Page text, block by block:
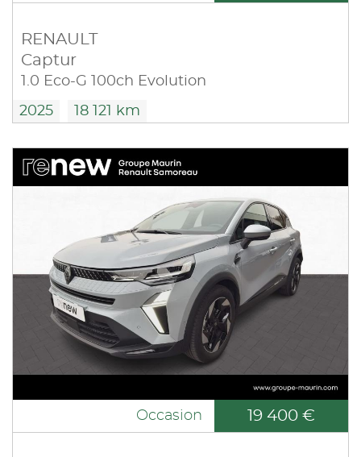
RENAULT
Captur
1.0 Eco-G 100ch Evolution
2025 18 121 km
Occasion 19 400 €